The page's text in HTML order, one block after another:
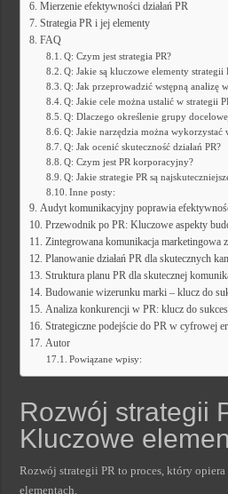
Mierzenie efektywności działań PR
Strategia PR i jej elementy
FAQ
Q: Czym jest strategia PR?
Q: Jakie są kluczowe elementy strategii
Q: Jak przeprowadzić wstępną analizę
Q: Jakie cele można ustalić w strategii
Q: Dlaczego określenie grupy
Q: Jakie narzędzia można wykorzystać
Q: Jak ocenić skuteczność działań PR?
Q: Czym jest PR korporacyjny?
Q: Jakie strategie PR są
Inne posty:
Audyt komunikacyjny poprawia
Przewodnik po PR: Kluczowe aspekty
Zintegrowana komunikacja marketingowa
Planowanie działań PR dla skutecznych
Struktura planu PR dla skutecznej
Budowanie wizerunku marki – klucz do
Analiza konkurencji w PR: klucz do
Strategiczne podejście do PR w cyfrowej
Autor
Powiązane wpisy:
Rozwój strategii
Kluczowe
Rozwój strategii PR to proces, który
elementach.